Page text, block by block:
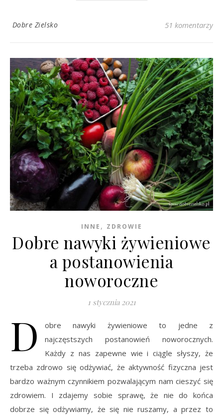
Dobre Zielsko 51 komentarzy
INNE , ZDROWIE
Dobre nawyki żywieniowe
a postanowienia
noworoczne
1 stycznia 2021
D
obre nawyki żywieniowe to jedne z
najczęstszych postanowień noworocznych.
Każdy z nas zapewne wie i ciągle słyszy, że
trzeba zdrowo się odżywiać, że aktywność fizyczna jest
bardzo ważnym czynnikiem pozwalającym nam cieszyć się
zdrowiem. I zdajemy sobie sprawę, że nie do końca
dobrze się odżywiamy, że się nie ruszamy, a przez to